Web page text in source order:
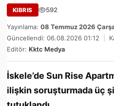
KIBRIS 592
Yayınlama: 08 Temmuz 2026
Güncellendi: 06.08.2026 01:12
Editör: Kktc Medya
İskele’de Sun Rise
ilişkin soruşturmada üç